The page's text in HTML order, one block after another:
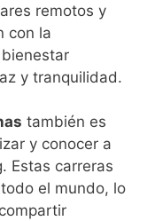
remotos y
con la
y tranquilidad.
también es
y conocer a
Estas carreras
el mundo, lo